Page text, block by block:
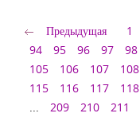
Предыдущая 1
94
95 96 97 98
105
106 107 108
115
116 117 118
...
209 210 211